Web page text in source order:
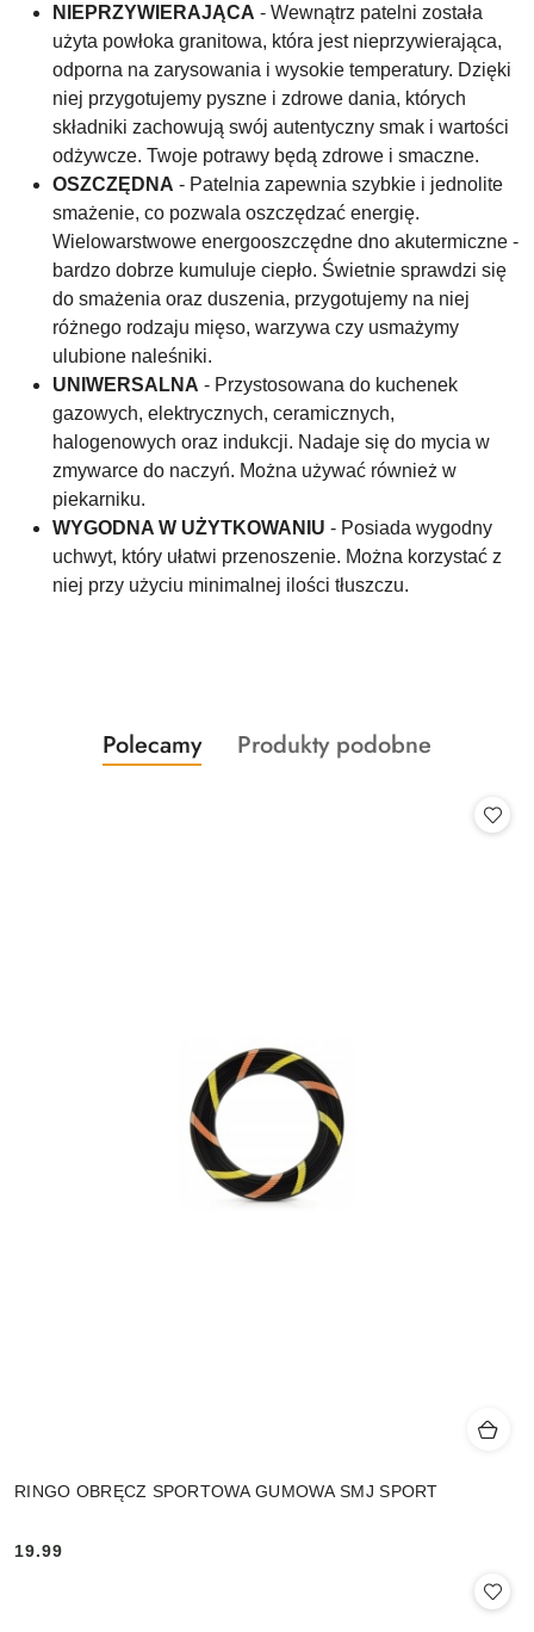
NIEPRZYWIERAJĄCA - Wewnątrz patelni została
użyta powłoka granitowa, która jest nieprzywierająca,
odporna na zarysowania i wysokie temperatury. Dzięki
niej przygotujemy pyszne i zdrowe dania, których
składniki zachowują swój autentyczny smak i wartości
odżywcze. Twoje potrawy będą zdrowe i smaczne.
OSZCZĘDNA - Patelnia zapewnia szybkie i jednolite
smażenie, co pozwala oszczędzać energię.
Wielowarstwowe energooszczędne dno akutermiczne -
bardzo dobrze kumuluje ciepło. Świetnie sprawdzi się
do smażenia oraz duszenia, przygotujemy na niej
różnego rodzaju mięso, warzywa czy usmażymy
ulubione naleśniki.
UNIWERSALNA - Przystosowana do kuchenek
gazowych, elektrycznych, ceramicznych,
halogenowych oraz indukcji. Nadaje się do mycia w
zmywarce do naczyń. Można używać również w
piekarniku.
WYGODNA W UŻYTKOWANIU - Posiada wygodny
uchwyt, który ułatwi przenoszenie. Można korzystać z
niej przy użyciu minimalnej ilości tłuszczu.
Pomiń karuzelę produktów
Produkty
o
Polecamy
Produkty
Produkty podobne
RINGO OBRĘCZ SPORTOWA GUMOWA SMJ SPORT
Cena:
19.99